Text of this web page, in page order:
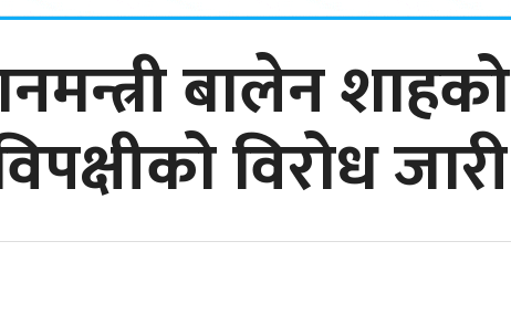
बालेन शाहको
विरोध जारी